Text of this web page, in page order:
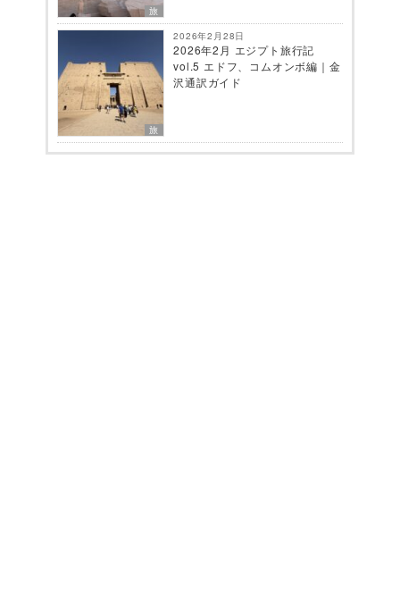
旅
旅
2026年2月28日
2026年2月 エジプト旅行記
vol.5 エドフ、コムオンボ編｜金
沢通訳ガイド